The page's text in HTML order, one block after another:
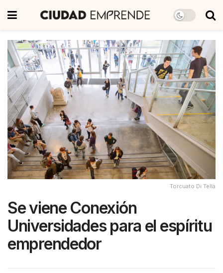
Torcuato Di Tella
Se viene Conexión
Universidades para el espíritu
emprendedor